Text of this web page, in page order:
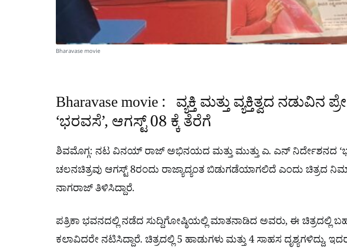
Bharavase movie
Bharavase movie : ವ್ಯಕ್ತಿ ಮತ್ತು ವ್ಯಕ್ತಿತ್ವದ ನಡುವಿನ
‘ಭರವಸೆ’, ಆಗಸ್ಟ್​ 08 ಕ್ಕೆ ತೆರೆಗೆ
ಶಿವಮೊಗ್ಗ: ನಟ ವಿನಯ್ ರಾಜ್ ಅಭಿನಯದ ಮತ್ತು ಮುತ್ತು ಎ. ಎನ್ ನಿರ್ದೇಶನದ
ಚಲನಚಿತ್ರವು ಆಗಸ್ಟ್ 8ರಂದು ರಾಜ್ಯಾದ್ಯಂತ ಬಿಡುಗಡೆಯಾಗಲಿದೆ ಎಂದು ಚಿತ್ರದ
ನಾಗರಾಜ್ ತಿಳಿಸಿದ್ದಾರೆ.
ಪತ್ರಿಕಾ ಭವನದಲ್ಲಿ ನಡೆದ ಸುದ್ದಿಗೋಷ್ಠಿಯಲ್ಲಿ ಮಾತನಾಡಿದ ಅವರು, ಈ ಚಿತ್ರದಲ್ಲಿ
ಕಲಾವಿದರೇ ನಟಿಸಿದ್ದಾರೆ. ಚಿತ್ರದಲ್ಲಿ 5 ಹಾಡುಗಳು ಮತ್ತು 4 ಸಾಹಸ ದೃಶ್ಯಗಳಿದ್ದು,